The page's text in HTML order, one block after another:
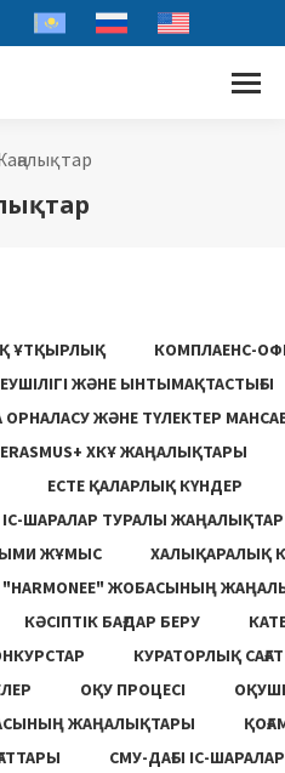
ҰТҚЫРЛЫҚ
КОМПЛАЕНС-
ЖӘНЕ ЫНТЫМАҚТАСТЫҒЫ
ЖƏНЕ ТҮЛЕКТЕР
ERASMUS+ ХКҰ ЖАҢАЛЫҚТАРЫ
ЕСТЕ ҚАЛАРЛЫҚ КҮНДЕР
ШАРАЛАР ТУРАЛЫ ЖАҢАЛЫҚТАР
ЖҰМЫС
ХАЛЫҚАРАЛЫҚ
"HARMONEE" ЖОБАСЫНЫҢ
КӘСІПТІК БАҒДАР БЕРУ
КУРАТОРЛЫҚ
ОҚУ ПРОЦЕСІ
ЖАҢАЛЫҚТАРЫ
СМУ-ДАҒЫ ІС-ШАРАЛАР